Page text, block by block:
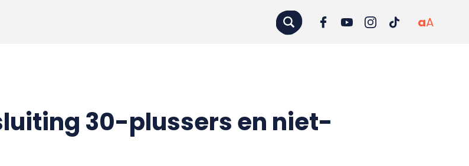
aA
30-plussers en niet-